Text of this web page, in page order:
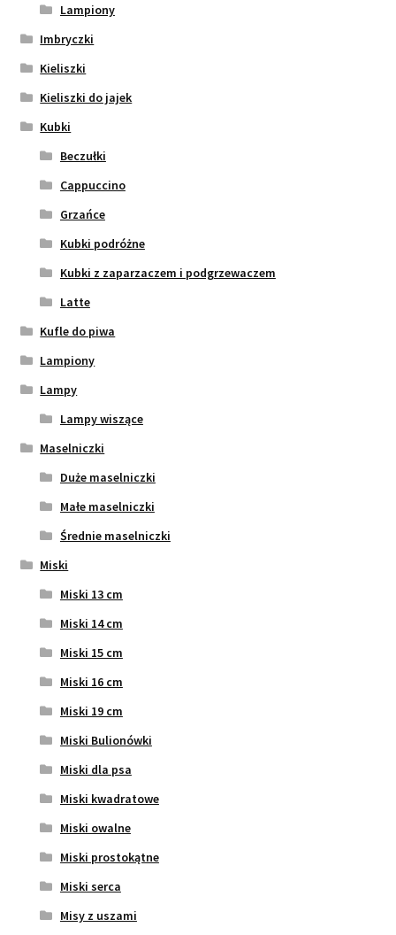
Lampiony
Imbryczki
Kieliszki
Kieliszki do jajek
Kubki
Beczułki
Cappuccino
Grzańce
Kubki podróżne
Kubki z zaparzaczem i podgrzewaczem
Latte
Kufle do piwa
Lampiony
Lampy
Lampy wiszące
Maselniczki
Duże maselniczki
Małe maselniczki
Średnie maselniczki
Miski
Miski 13 cm
Miski 14 cm
Miski 15 cm
Miski 16 cm
Miski 19 cm
Miski Bulionówki
Miski dla psa
Miski kwadratowe
Miski owalne
Miski prostokątne
Miski serca
Misy z uszami